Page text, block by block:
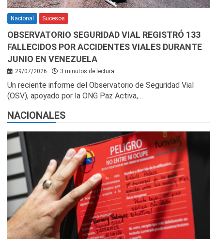
Nacional Sucesos
OBSERVATORIO SEGURIDAD VIAL REGISTRÓ 133
FALLECIDOS POR ACCIDENTES VIALES DURANTE
JUNIO EN VENEZUELA
29/07/2026 3 minutos de lectura
Un reciente informe del Observatorio de Seguridad Vial
(OSV), apoyado por la ONG Paz Activa,…
NACIONALES